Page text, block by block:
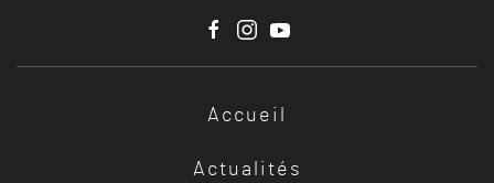
Accueil
Actualités